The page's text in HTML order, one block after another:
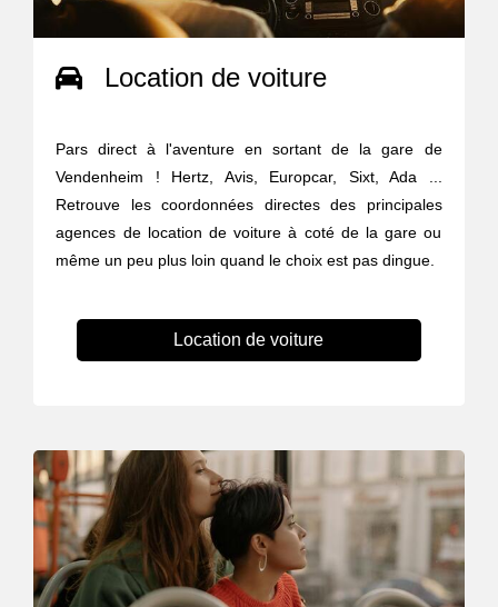
Location de voiture
Pars direct à l'aventure en sortant de la gare de
Vendenheim ! Hertz, Avis, Europcar, Sixt, Ada ...
Retrouve les coordonnées directes des principales
agences de location de voiture à coté de la gare ou
même un peu plus loin quand le choix est pas dingue.
Location de voiture